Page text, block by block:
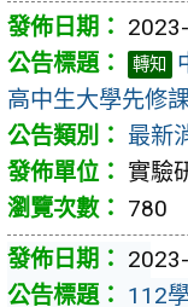
轉知
高中生大學先修
最新
實驗
780
112